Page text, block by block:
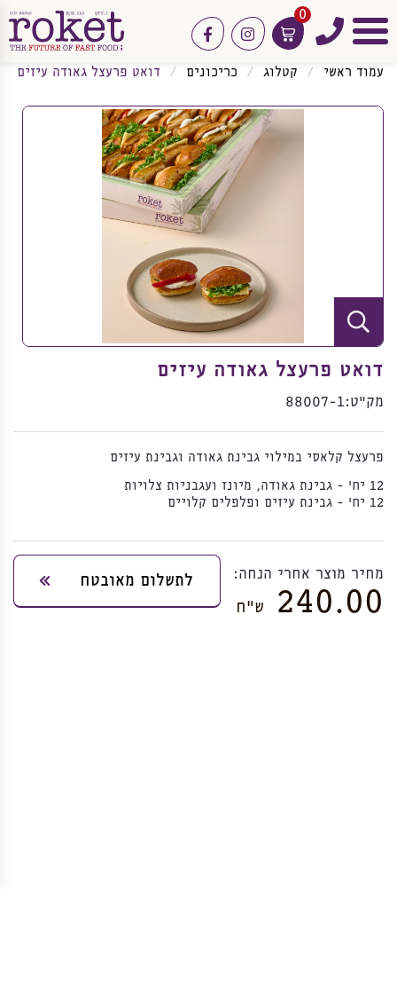
תפריט
טלפון
0
instagram
facebook
עמוד ראשי קטלוג כריכונים דואט פרעצל גאודה עיזים
דואט פרעצל גאודה עיזים
מק”ט:88007-1
פרעצל קלאסי במילוי גבינת גאודה וגבינת עיזים
12 יח' - גבינת גאודה, מיונז ועגבניות צלויות
12 יח' - גבינת עיזים ופלפלים קלויים
מחיר מוצר אחרי הנחה:
240.00 ש”ח
לתשלום מאובטח